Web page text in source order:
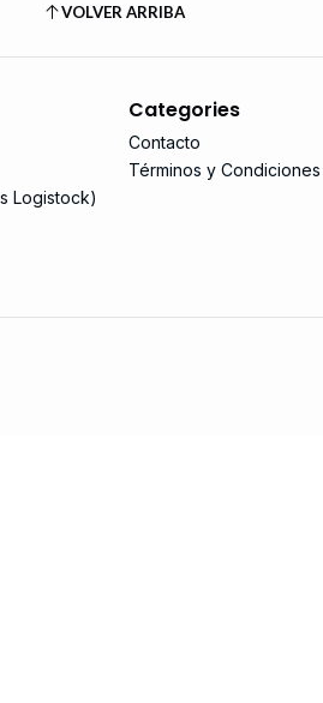
VOLVER ARRIBA
Logistock)
Categories
Contacto
Términos y Condiciones